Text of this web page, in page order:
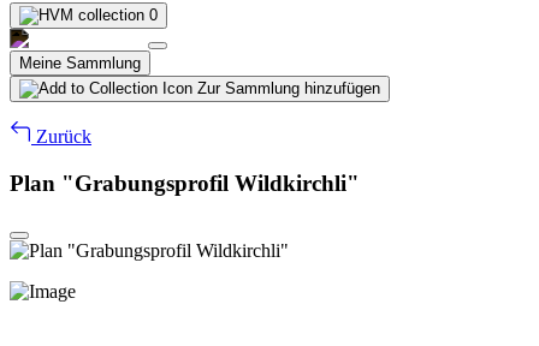
0
Meine Sammlung
Zur Sammlung hinzufügen
Zurück
Plan "Grabungsprofil Wildkirchli"